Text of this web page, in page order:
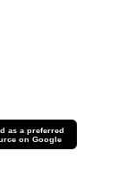
as a preferred
on Google